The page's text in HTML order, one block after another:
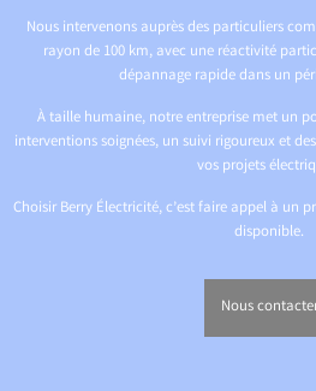
Nous intervenons auprès des particuliers
rayon de 100 km, avec une réactivité
dépannage rapide dans un
À taille humaine, notre entreprise met un
interventions soignées, un suivi rigoureux et
vos projets
Choisir Berry Électricité, c’est faire appel à un
disponible.
Nous